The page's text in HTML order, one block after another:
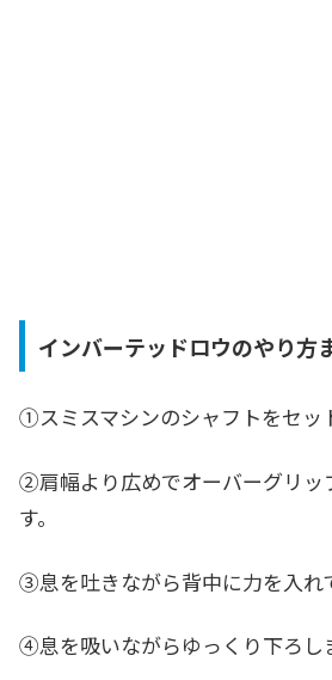
インバーテッドロウのやり方
①スミスマシンのシャフトをセッ
②肩幅より広めでオーバーグリッ
す。
③息を吐きながら背中に力を入れ
④息を吸いながらゆっくり下ろし